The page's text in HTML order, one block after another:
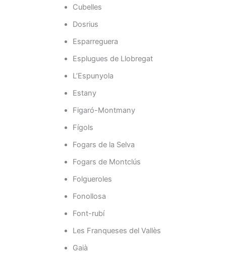
Cubelles
Dosrius
Esparreguera
Esplugues de Llobregat
L’Espunyola
Estany
Figaró-Montmany
Fígols
Fogars de la Selva
Fogars de Montclús
Folgueroles
Fonollosa
Font-rubí
Les Franqueses del Vallès
Gaià